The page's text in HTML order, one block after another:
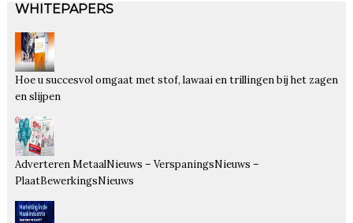
WHITEPAPERS
Hoe u succesvol omgaat met stof, lawaai en trillingen bij het zagen
en slijpen
Adverteren MetaalNieuws – VerspaningsNieuws –
PlaatBewerkingsNieuws